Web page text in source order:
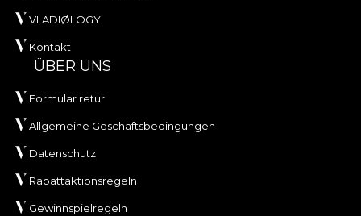
VLADIØLOGY
Kontakt
ÜBER UNS
Formular retur
Allgemeine Geschäftsbedingungen
Datenschutz
Rabattaktionsregeln
Gewinnspielregeln